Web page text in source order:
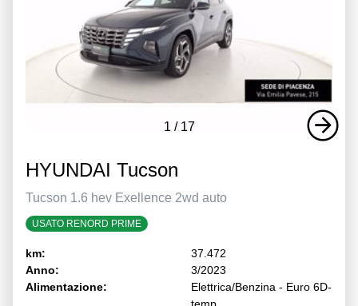
1 / 17
HYUNDAI Tucson
Tucson 1.6 hev Exellence 2wd auto
USATO RENORD PRIME
km:
37.472
Anno:
3/2023
Alimentazione:
Elettrica/Benzina - Euro 6D-